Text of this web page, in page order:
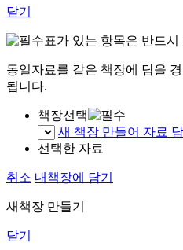
닫기
표가 있는 항목은 반드
동일자료를 같은 책장에 담을
됩니다.
책장선택
새 책장 만들어 자료 담
선택한 자료
취소 내책장에 담기
새책장 만들기
닫기